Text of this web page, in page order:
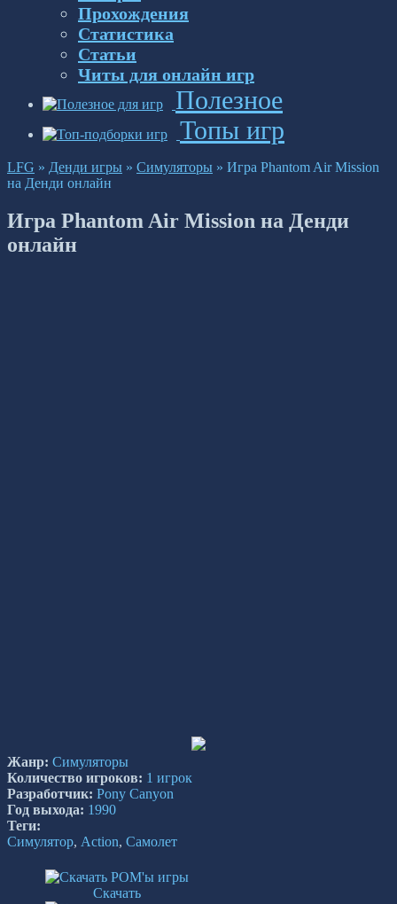
Прохождения
Статистика
Статьи
Читы для онлайн игр
Полезное
Топы игр
LFG » Денди игры » Симуляторы » Игра Phantom Air Mission
на Денди онлайн
Игра Phantom Air Mission на Денди
онлайн
Жанр: Симуляторы
Количество игроков: 1 игрок
Разработчик: Pony Canyon
Год выхода: 1990
Теги:
Симулятор, Action, Самолет
Скачать